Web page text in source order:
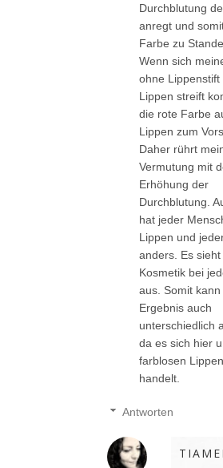
Durchblutung
anregt und
Farbe zu
Wenn sich
ohne Lippenstift
Lippen streift
die rote Farbe
Lippen zum
Daher rührt
Vermutung mit
Erhöhung der
Durchblutung.
hat jeder
Lippen und
anders. Es
Kosmetik bei
aus. Somit kann
Ergebnis auch
unterschiedlich
da es sich hier
farblosen
handelt.
Antworten